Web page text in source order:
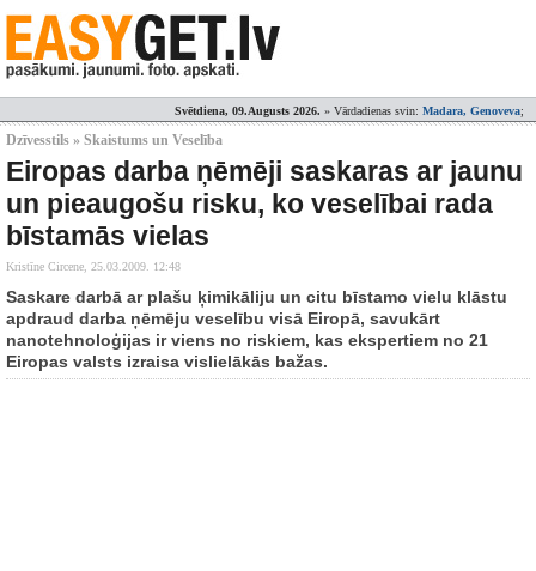
Svētdiena, 09.Augusts 2026. » Vārdadienas svin: Madara, Genoveva;
Dzīvesstils » Skaistums un Veselība
Eiropas darba ņēmēji saskaras ar jaunu
un pieaugošu risku, ko veselībai rada
bīstamās vielas
Kristīne Circene, 25.03.2009. 12:48
Saskare darbā ar plašu ķimikāliju un citu bīstamo vielu klāstu
apdraud darba ņēmēju veselību visā Eiropā, savukārt
nanotehnoloģijas ir viens no riskiem, kas ekspertiem no 21
Eiropas valsts izraisa vislielākās bažas.